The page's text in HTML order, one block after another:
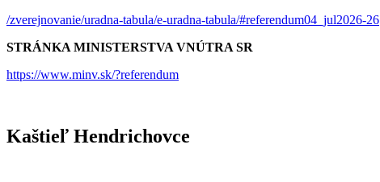
/zverejnovanie/uradna-tabula/e-uradna-tabula/#referendum04_jul2026-26
STRÁNKA MINISTERSTVA VNÚTRA SR
https://www.minv.sk/?referendum
Kaštieľ Hendrichovce